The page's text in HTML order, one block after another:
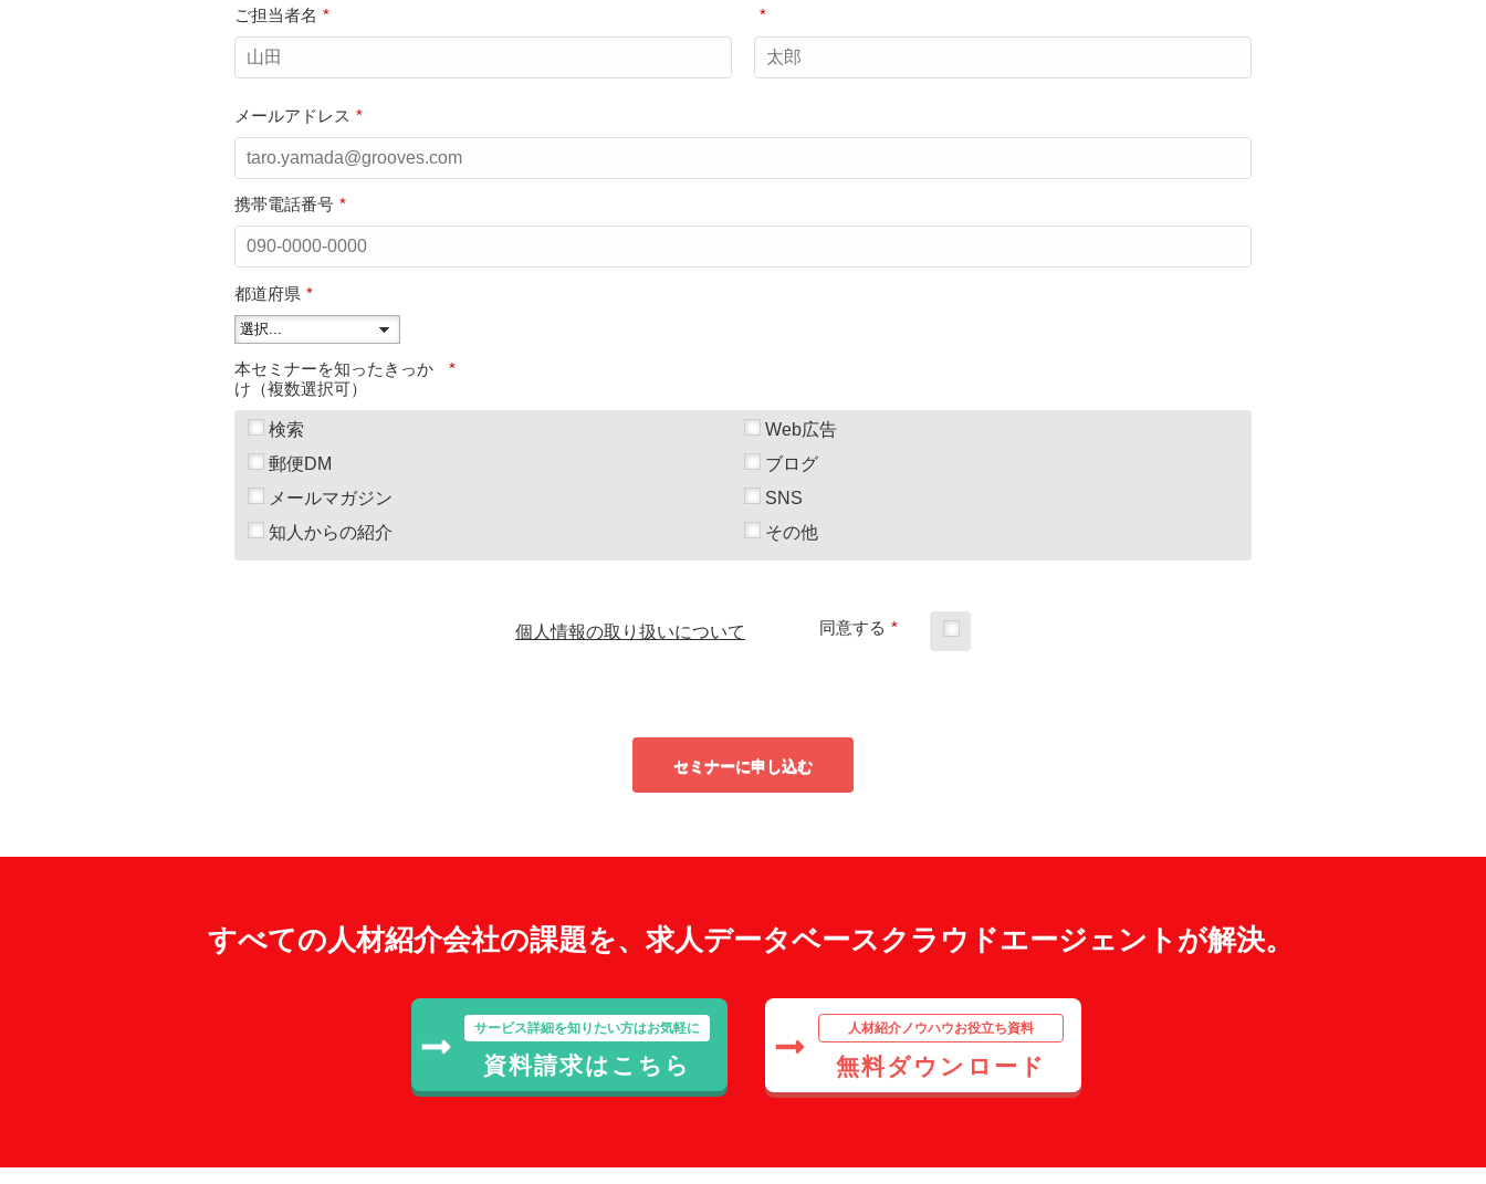
*
ご担当者名 *
*
メールアドレス
*
携帯電話番号
*
都道府県
*
本セミナーを知ったきっか
け（複数選択可）
検索
Web広告
郵便DM
ブログ
メールマガジン
SNS
知人からの紹介
その他
個人情報の取り扱いについて *
同意する
セミナーに申し込む
すべての人材紹介会社の課題を、求人データベースクラウドエージェントが解決。
サービス詳細を知りたい方はお気軽に
資料請求はこちら
人材紹介ノウハウお役立ち資料
無料ダウンロード